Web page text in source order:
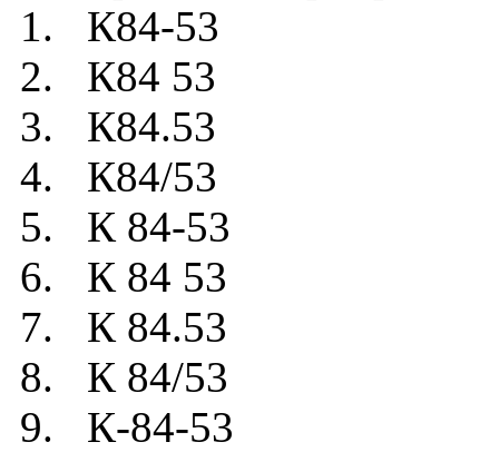
1. К84-53
2. К84 53
3. К84.53
4. К84/53
5. К 84-53
6. К 84 53
7. К 84.53
8. К 84/53
9. К-84-53